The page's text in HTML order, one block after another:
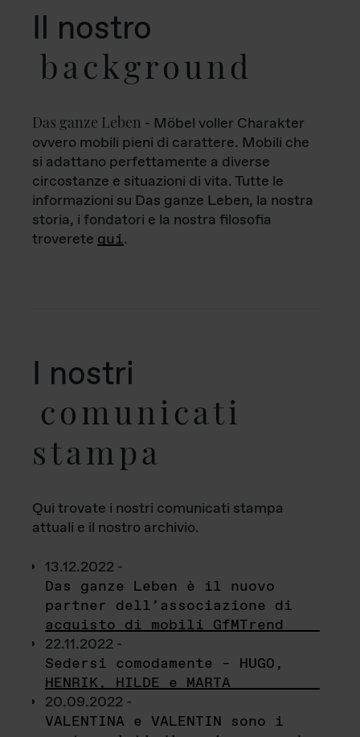
Il nostro
background
Das ganze Leben - Möbel voller Charakter
ovvero mobili pieni di carattere. Mobili che
si adattano perfettamente a diverse
circostanze e situazioni di vita. Tutte le
informazioni su Das ganze Leben, la nostra
storia, i fondatori e la nostra filosofia
troverete qui.
I nostri
comunicati
stampa
Qui trovate i nostri comunicati stampa
attuali e il nostro archivio.
13.12.2022 -
Das ganze Leben è il nuovo
partner dell’associazione di
acquisto di mobili GfMTrend
22.11.2022 -
Sedersi comodamente – HUGO,
HENRIK, HILDE e MARTA
20.09.2022 -
VALENTINA e VALENTIN sono i